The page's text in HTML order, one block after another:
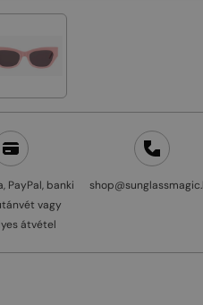
PayPal, banki
vagy
átvétel